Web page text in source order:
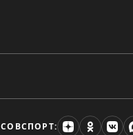
СОВСПОРТ: